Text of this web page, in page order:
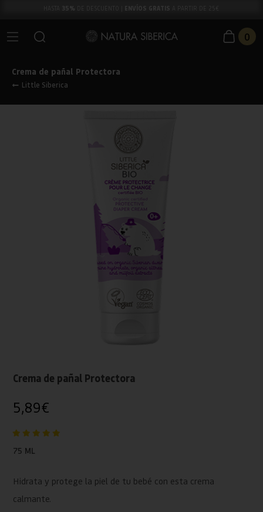
35% ENVÍOS GRATIS
0
Crema de pañal Protectora
Little Siberica
Crema de pañal Protectora
5,89€
75 ML
Hidrata y protege la piel de tu bebé con esta crema
calmante.